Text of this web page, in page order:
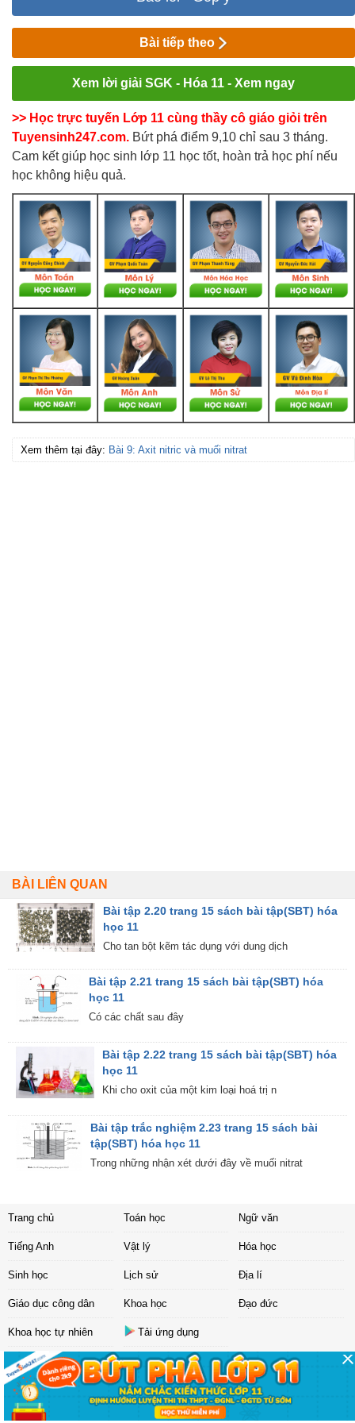
Bài tiếp theo
Xem lời giải SGK - Hóa 11 - Xem ngay
>> Học trực tuyến Lớp 11 cùng thầy cô giáo giỏi trên
Tuyensinh247.com. Bứt phá điểm 9,10 chỉ sau 3 tháng.
Cam kết giúp học sinh lớp 11 học tốt, hoàn trả học phí nếu
học không hiệu quả.
Xem thêm tại đây: Bài 9: Axit nitric và muối nitrat
BÀI LIÊN QUAN
Bài tập 2.20 trang 15 sách bài tập(SBT) hóa
học 11
Cho tan bột kẽm tác dụng với dung dịch
Bài tập 2.21 trang 15 sách bài tập(SBT) hóa
học 11
Có các chất sau đây
Bài tập 2.22 trang 15 sách bài tập(SBT) hóa
học 11
Khi cho oxit của một kim loại hoá trị n
Bài tập trắc nghiệm 2.23 trang 15 sách bài
tập(SBT) hóa học 11
Trong những nhận xét dưới đây về muối nitrat
Trang chủ Toán học Ngữ văn
Tiếng Anh Vật lý Hóa học
Sinh học Lịch sử Địa lí
Giáo dục công dân Khoa học Đạo đức
Khoa học tự nhiên Tải ứng dụng
Liên hệ|Chính sách
Copyright ©2017 Sachbaitap.com